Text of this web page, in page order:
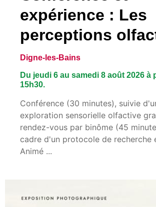
expérience : Les
perceptions
Digne-les-Bains
Du jeudi 6 au samedi 8 août 2026 à
15h30.
Conférence (30 minutes), suivie
exploration sensorielle olfactive
rendez-vous par binôme (45
cadre d'un protocole de recherche
Animé ...